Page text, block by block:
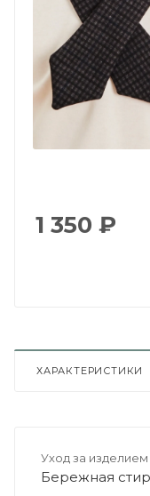
1 350 ₽
ХАРАКТЕРИСТИКИ
Уход за изделием
Бережная